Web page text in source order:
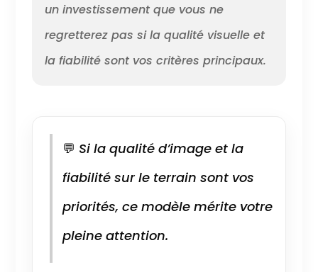
en extérieur et le
revisionnement
nouveau.
haute qualité
HorizonSteady à
pour le vlogging
sports depuis
un investissement que vous ne
regretterez pas si la qualité visuelle et
la fiabilité sont vos critères principaux.
💬 Si la qualité d’image et la
fiabilité sur le terrain sont vos
priorités, ce modèle mérite votre
pleine attention.